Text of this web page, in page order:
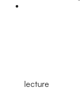
lecture